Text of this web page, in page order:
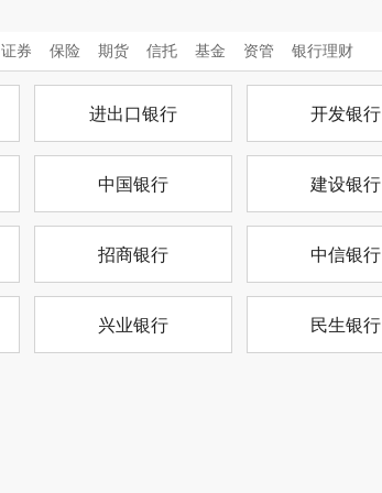
证券 保险 期货 信托 基金 资管 银行理财
进出口银行 开发银行
中国银行 建设银行
招商银行 中信银行
兴业银行 民生银行